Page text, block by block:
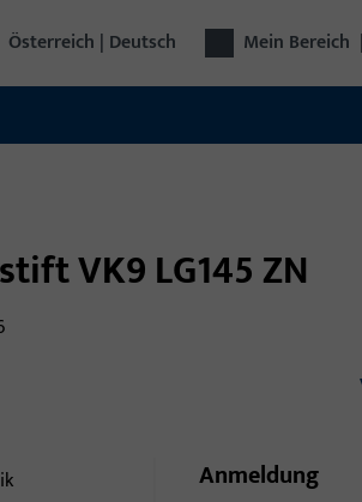
Österreich | Deutsch Mein Bereich |
VK9 LG145 ZN
Anmeldung